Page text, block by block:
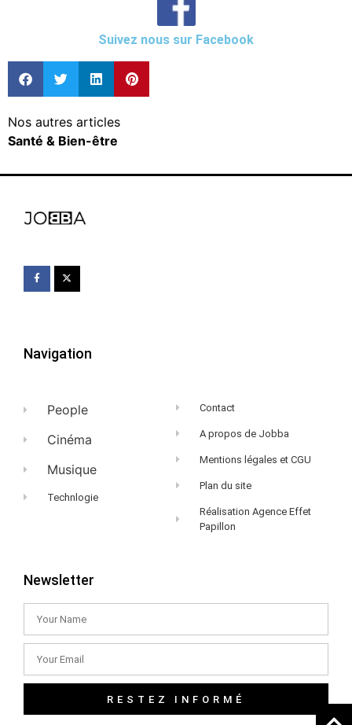
Suivez nous sur Facebook
Nos autres articles
Santé & Bien-être
Navigation
People
Cinéma
Musique
Technlogie
Contact
A propos de Jobba
Mentions légales et CGU
Plan du site
Réalisation Agence Effet
Papillon
Newsletter
RESTEZ INFORMÉ